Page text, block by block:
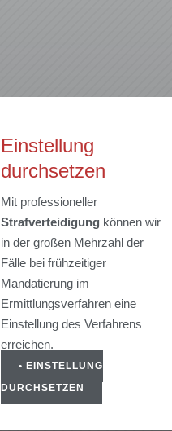
Einstellung
durchsetzen
Mit professioneller
Strafverteidigungkönnen wir
in der großen Mehrzahl der
Fälle bei frühzeitiger
Mandatierung im
Ermittlungsverfahren eine
Einstellung des Verfahrens
erreichen.
• EINSTELLUNG
DURCHSETZEN